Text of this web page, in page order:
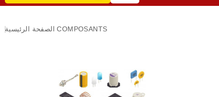
الصفحة الرئيسية COMPOSANTS